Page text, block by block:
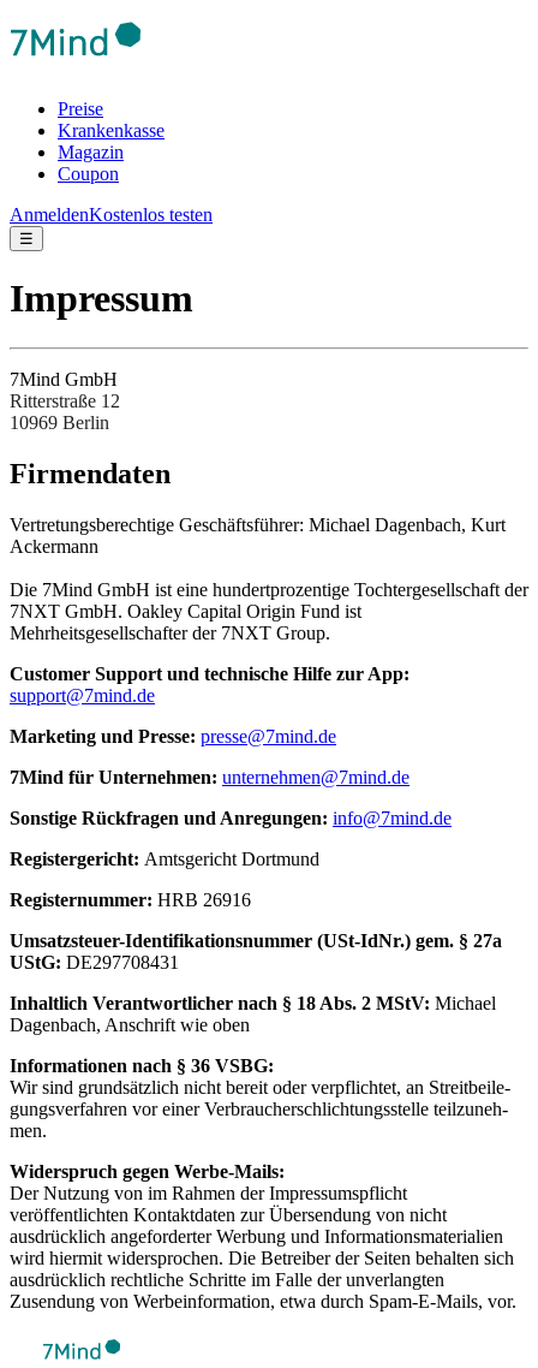
Preise
Krankenkasse
Magazin
Coupon
AnmeldenKostenlos testen
☰
Impressum
7Mind GmbH
Ritterstraße 12
10969 Berlin
Fir­men­da­ten
Ver­tre­tungs­be­rech­tige Ges­chäftsfüh­rer: Michael Dagenbach, Kurt
Ackermann
Die 7Mind GmbH ist eine hundertprozentige Tochtergesellschaft der
7NXT GmbH. Oakley Capital Origin Fund ist
Mehrheitsgesellschafter der 7NXT Group.
Cus­to­mer Sup­port und tech­nische Hilfe zur App:
support@7mind.de
Mar­ke­ting und Presse: presse@7mind.de
7Mind für Unter­neh­men: unternehmen@7mind.de
Sons­tige Rück­fra­gen und Anre­gun­gen: info@7mind.de
Regis­ter­ge­richt: Amts­ge­richt Dort­mund
Regis­ter­num­mer: HRB 26916
Umsatzs­teuer-Iden­ti­fi­ka­tions­num­mer (USt-IdNr.) gem. § 27a
UStG: DE297708431
Inhalt­lich Verant­wort­li­cher nach § 18 Abs. 2 MStV: Michael
Dagenbach, Anschrift wie oben
Infor­ma­tio­nen nach § 36 VSBG:
Wir sind grund­sätz­lich nicht bereit oder verp­flich­tet, an Streit­bei­le­
gung­sver­fah­ren vor einer Ver­brau­cher­schlich­tungs­s­telle teil­zu­neh­
men.
Widerspruch gegen Werbe-Mails:
Der Nutzung von im Rahmen der Impressumspflicht
veröffentlichten Kontaktdaten zur Übersendung von nicht
ausdrücklich angeforderter Werbung und Informationsmaterialien
wird hiermit widersprochen. Die Betreiber der Seiten behalten sich
ausdrücklich rechtliche Schritte im Falle der unverlangten
Zusendung von Werbeinformation, etwa durch Spam-E-Mails, vor.